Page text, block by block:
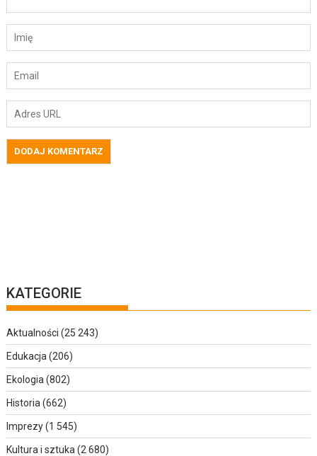
KATEGORIE
Aktualności (25 243)
Edukacja (206)
Ekologia (802)
Historia (662)
Imprezy(1 545)
Kultura i sztuka (2 680)